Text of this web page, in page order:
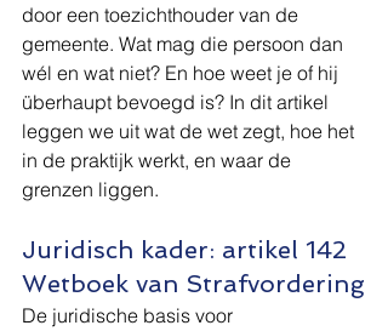
door een toezichthouder van de
gemeente. Wat mag die persoon dan
wél en wat niet? En hoe weet je of hij
überhaupt bevoegd is? In dit artikel
leggen we uit wat de wet zegt, hoe het
in de praktijk werkt, en waar de
grenzen liggen.
Juridisch kader: artikel 142
Wetboek van Strafvordering
De juridische basis voor